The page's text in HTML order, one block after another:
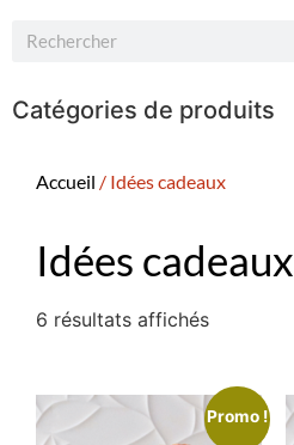
Catégories de produits
Accueil / Idées cadeaux
Idées cadeaux
6 résultats affichés
Promo !